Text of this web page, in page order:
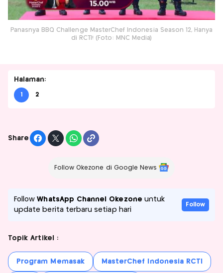
Panasnya BBQ Challenge MasterChef Indonesia Season 12, Hanya
di RCTI! (Foto: MNC Media)
Halaman:
1 2
Share
Follow Okezone di Google News
FollowWhatsApp Channel Okezone untuk
update berita terbaru setiap hari
Follow
Topik Artikel :
Program Memasak MasterChef Indonesia RCTI